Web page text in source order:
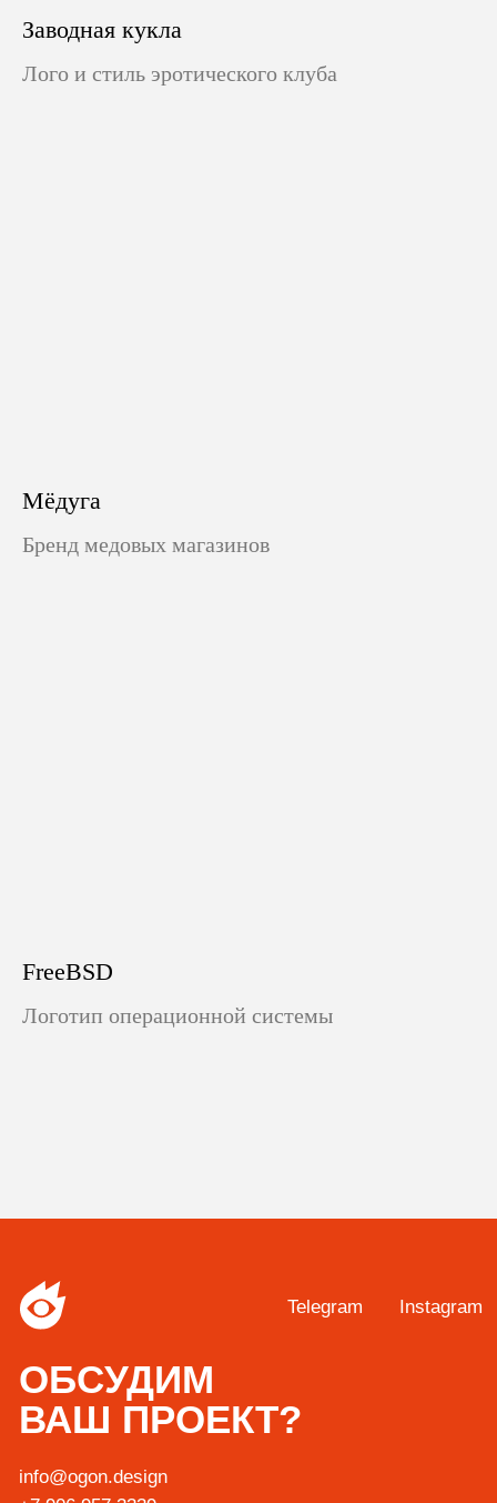
Заводная кукла
Лого и стиль эротического клуба
Мёдуга
Бренд медовых магазинов
FreeBSD
Логотип операционной системы